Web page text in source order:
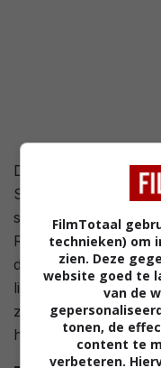
De zevenkoppige
Star komt midden op
storm terecht. De
Russische
die stuurloos en
ligt. Het wordt de
zich aan boord van
heeft afgespeeld.
FilmTotaal
technieken) om
zien. Deze
website goed te
van de
tonen, de
content te
verbeteren.